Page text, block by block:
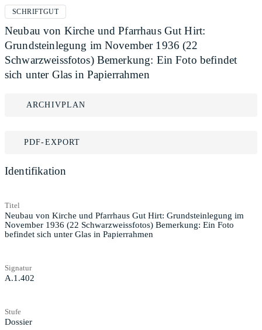
SCHRIFTGUT
Neubau von Kirche und Pfarrhaus Gut Hirt:
Grundsteinlegung im November 1936 (22
Schwarzweissfotos) Bemerkung: Ein Foto befindet
sich unter Glas in Papierrahmen
ARCHIVPLAN
PDF-EXPORT
Identifikation
Titel
Neubau von Kirche und Pfarrhaus Gut Hirt: Grundsteinlegung im
November 1936 (22 Schwarzweissfotos) Bemerkung: Ein Foto
befindet sich unter Glas in Papierrahmen
Signatur
A.1.402
Stufe
Dossier